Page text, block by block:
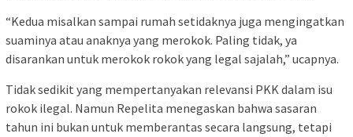
“Kedua misalkan sampai rumah setidaknya juga mengingatkan
suaminya atau anaknya yang merokok. Paling tidak, ya
disarankan untuk merokok rokok yang legal sajalah,” ucapnya.
Tidak sedikit yang mempertanyakan relevansi PKK dalam isu
rokok ilegal. Namun Repelita menegaskan bahwa sasaran
tahun ini bukan untuk memberantas secara langsung, tetapi